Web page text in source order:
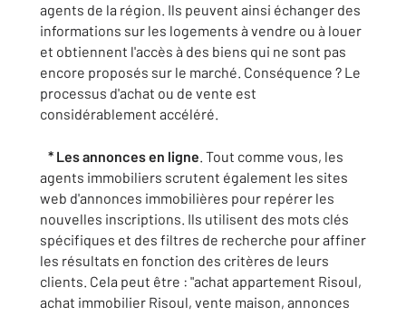
agents de la région. Ils peuvent ainsi échanger des
informations sur les logements à vendre ou à louer
et obtiennent l'accès à des biens qui ne sont pas
encore proposés sur le marché. Conséquence ? Le
processus d'achat ou de vente est
considérablement accéléré.
* Les annonces en ligne. Tout comme vous, les
agents immobiliers scrutent également les sites
web d'annonces immobilières pour repérer les
nouvelles inscriptions. Ils utilisent des mots clés
spécifiques et des filtres de recherche pour affiner
les résultats en fonction des critères de leurs
clients. Cela peut être : "achat appartement Risoul,
achat immobilier Risoul, vente maison, annonces